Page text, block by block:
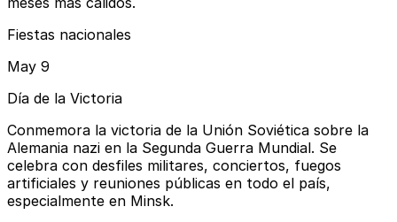
Fiestas nacionales
May 9
Día de la Victoria
Conmemora la victoria de la Unión Soviética sobre la
Alemania nazi en la Segunda Guerra Mundial. Se
celebra con desfiles militares, conciertos, fuegos
artificiales y reuniones públicas en todo el país,
especialmente en Minsk.